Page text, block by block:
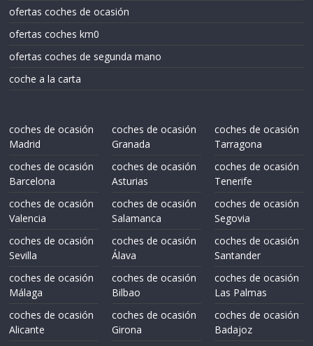
ofertas coches de ocasión
ofertas coches km0
ofertas coches de segunda mano
coche a la carta
coches de ocasión
Madrid
coches de ocasión
Barcelona
coches de ocasión
Valencia
coches de ocasión
Sevilla
coches de ocasión
Málaga
coches de ocasión
Alicante
coches de ocasión
Granada
coches de ocasión
Asturias
coches de ocasión
Salamanca
coches de ocasión
Álava
coches de ocasión
Bilbao
coches de ocasión
Girona
coches de ocasión
Tarragona
coches de ocasión
Tenerife
coches de ocasión
Segovia
coches de ocasión
Santander
coches de ocasión
Las Palmas
coches de ocasión
Badajoz